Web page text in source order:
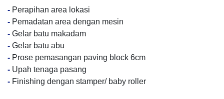
- Perapihan area lokasi
- Pemadatan area dengan mesin
- Gelar batu makadam
- Gelar batu abu
- Prose pemasangan paving block 6cm
- Upah tenaga pasang
- Finishing dengan stamper/ baby roller